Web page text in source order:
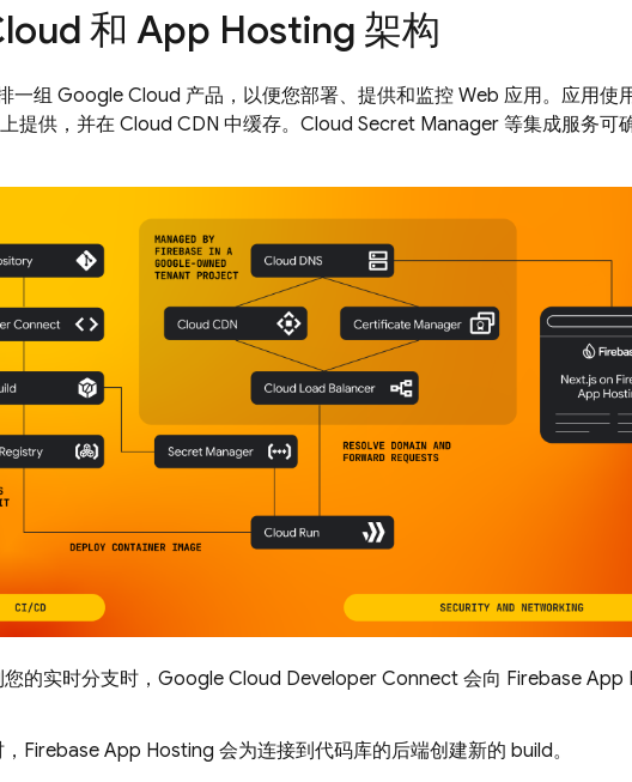
和 App Hosting 架构
一组 Google Cloud 产品，以便您部署、提供和监控 Web 应用。应用使
上提供，并在 Cloud CDN 中缓存。Cloud Secret Manager 等集成服务可
您的实时分支时，Google Cloud Developer Connect 会向 Firebase App
Firebase App Hosting 会为连接到代码库的后端创建新的 build。